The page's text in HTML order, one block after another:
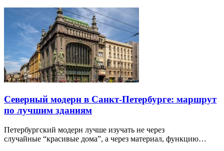
Северный модерн в Санкт-Петербурге: маршрут
по лучшим зданиям
Петербургский модерн лучше изучать не через
случайные “красивые дома”, а через материал, функцию…